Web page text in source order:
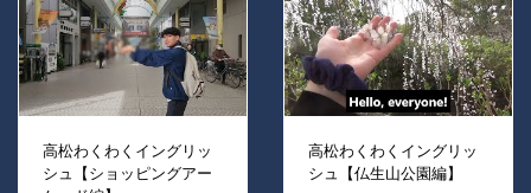
高松わくわくイングリッ
シュ【ショッピングアー
高松わくわくイングリッ
シュ【仏生山公園編】